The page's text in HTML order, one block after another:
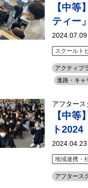
【中等
ティー
スクールト
アクティブ
進路・キャ
アフタース
【中等
ト2024
地域連携・
アフタース